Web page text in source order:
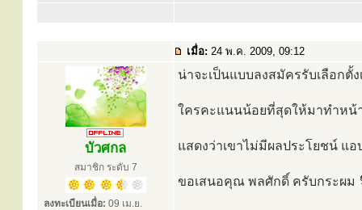
เมื่อ: 24 พ.ค. 2009, 09:12
บัวศกล
สมาชิก ระดับ 7
ลงทะเบียนเมื่อ: 09 เม.ย.
น่าจะเป็นแบบลงสมัครรับเลือก
ใครคะแนนน้อยที่สุดให้มาทำหน้
แสดงว่าเขาไม่มีผลประโยชน์ แอ
ขอเสนอคุณ พลศักดิ์ ครับกระผม